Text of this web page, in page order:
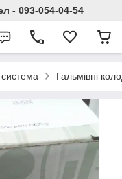
- 093-054-04-54
Гальмівні